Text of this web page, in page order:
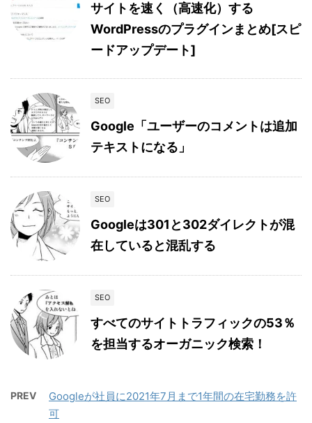
サイトを速く（高速化）する
WordPressのプラグインまとめ[スピ
ードアップデート]
SEO
Google「ユーザーのコメントは追加
テキストになる」
SEO
Googleは301と302ダイレクトが混
在していると混乱する
SEO
すべてのサイトトラフィックの53％
を担当するオーガニック検索！
PREV
Googleが社員に2021年7月まで1年間の在宅勤務を許
可